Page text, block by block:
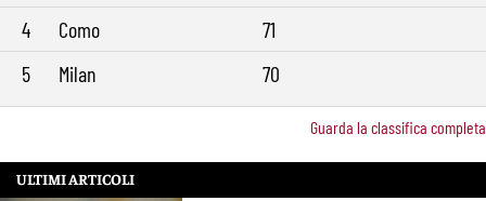
4
Como
71
5
Milan 70
Guarda la classifica completa
ULTIMI ARTICOLI